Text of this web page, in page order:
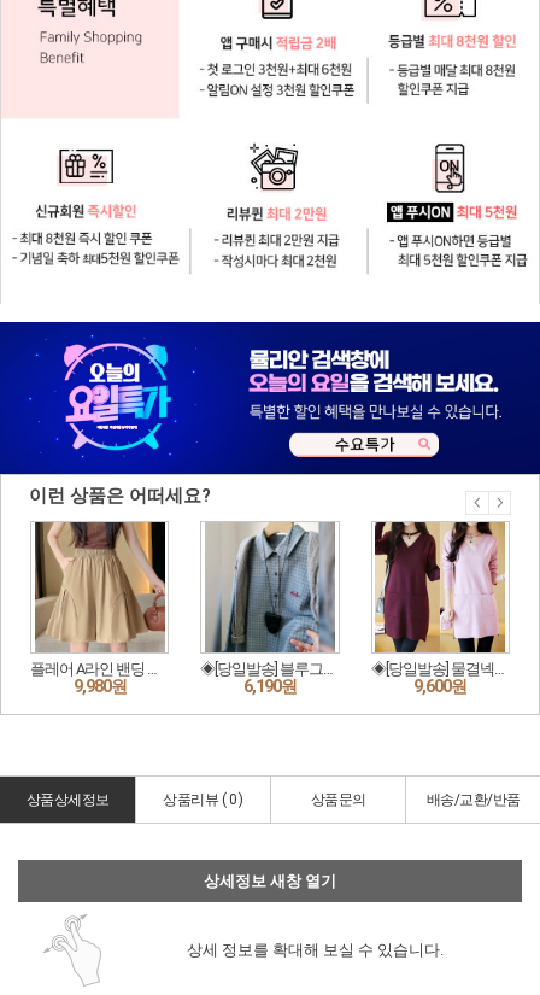
상품상세정보 상품리뷰 ( 0) 상품문의 배송/교환/반품
상세정보 새창 열기
상세 정보를 확대해 보실 수 있습니다.